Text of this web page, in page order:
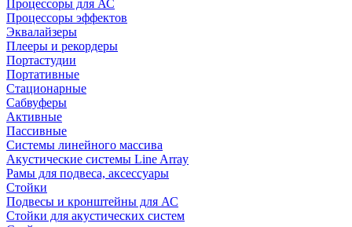
Процессоры для АС
Процессоры эффектов
Эквалайзеры
Плееры и рекордеры
Портастудии
Портативные
Стационарные
Сабвуферы
Активные
Пассивные
Системы линейного массива
Акустические системы Line Array
Рамы для подвеса, аксессуары
Стойки
Подвесы и кронштейны для АС
Стойки для акустических систем